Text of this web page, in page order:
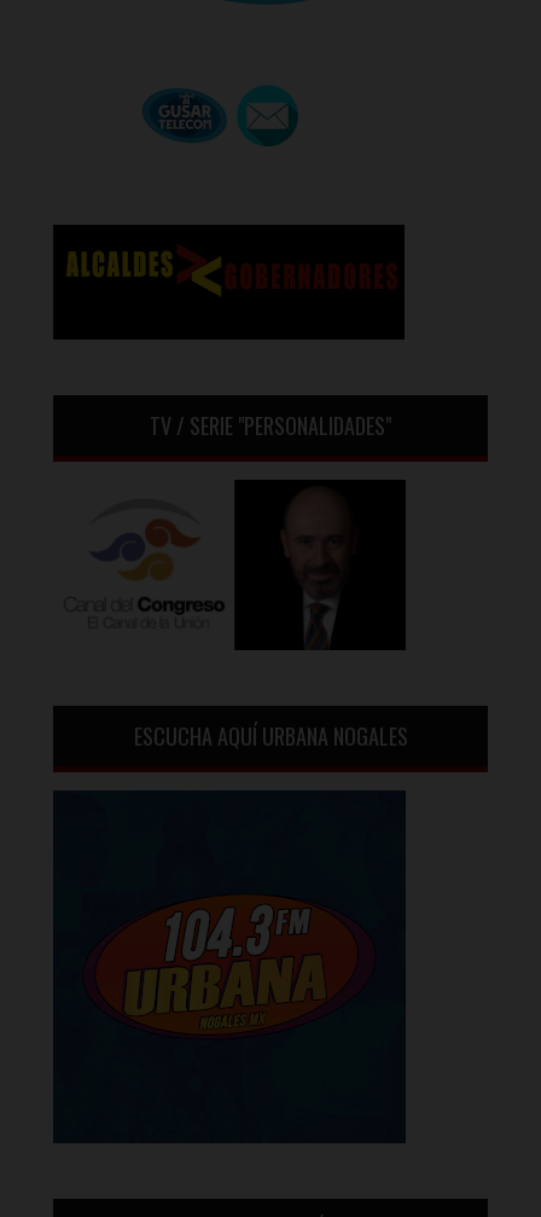
TV / SERIE "PERSONALIDADES"
ESCUCHA AQUÍ URBANA NOGALES